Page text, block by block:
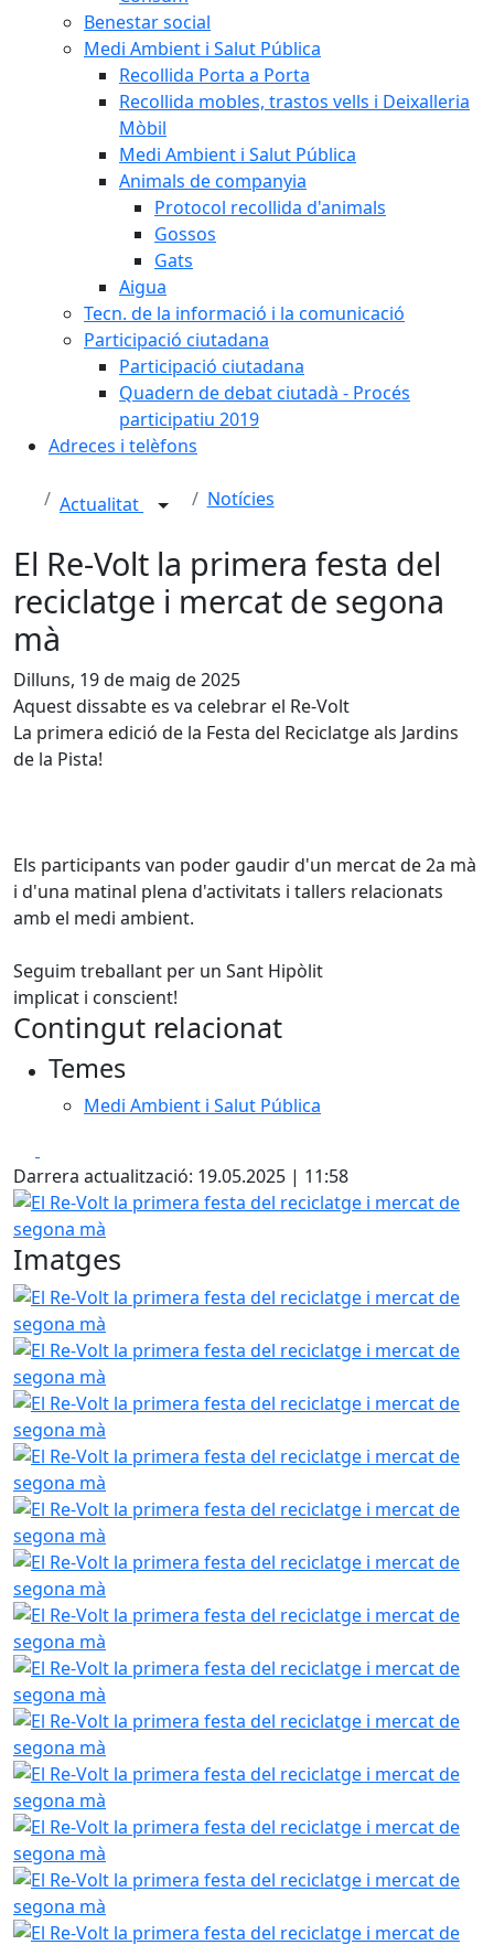
Benestar social
Medi Ambient i Salut Pública
Recollida Porta a Porta
Recollida mobles, trastos vells i Deixalleria
Mòbil
Medi Ambient i Salut Pública
Animals de companyia
Protocol recollida d'animals
Gossos
Gats
Aigua
Tecn. de la informació i la comunicació
Participació ciutadana
Participació ciutadana
Quadern de debat ciutadà - Procés
participatiu 2019
Adreces i telèfons
Actualitat Notícies
El Re-Volt la primera festa del
reciclatge i mercat de segona
mà
Dilluns, 19 de maig de 2025
Aquest dissabte es va celebrar el Re-Volt
La primera edició de la Festa del Reciclatge als Jardins
de la Pista!
Els participants van poder gaudir d'un mercat de 2a mà
i d'una matinal plena d'activitats i tallers relacionats
amb el medi ambient.
Seguim treballant per un Sant Hipòlit
implicat i conscient!
Contingut relacionat
Temes
Medi Ambient i Salut Pública
Darrera actualització: 19.05.2025 | 11:58
El Re-Volt la primera festa del reciclatge i mercat de
Imatges
El Re-Volt la primera festa del reciclatge i mercat de
El Re-Volt la primera festa del reciclatge i mercat de
El Re-Volt la primera festa del reciclatge i mercat de
El Re-Volt la primera festa del reciclatge i mercat de
El Re-Volt la primera festa del reciclatge i mercat de
El Re-Volt la primera festa del reciclatge i mercat de
El Re-Volt la primera festa del reciclatge i mercat de
El Re-Volt la primera festa del reciclatge i mercat de
El Re-Volt la primera festa del reciclatge i mercat de
El Re-Volt la primera festa del reciclatge i mercat de
El Re-Volt la primera festa del reciclatge i mercat de
El Re-Volt la primera festa del reciclatge i mercat de
El Re-Volt la primera festa del reciclatge i mercat de